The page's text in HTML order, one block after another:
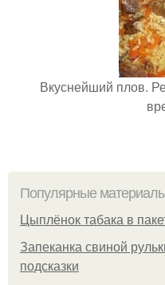
Вкуснейший плов.
Популярные
Цыплёнок табака в
Запеканка свиной
подсказки